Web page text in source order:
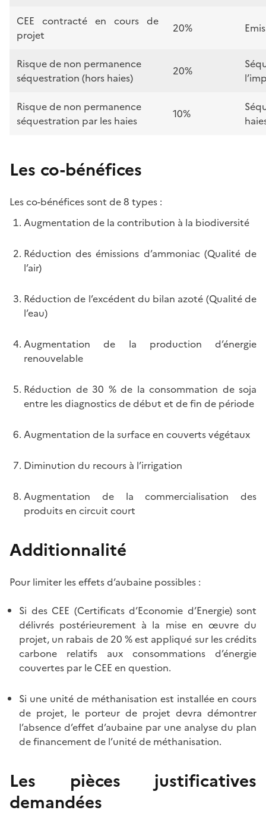
CEE contracté en cours de
projet
20%
Risque de non permanence
séquestration (hors haies)
20%
Risque de non permanence
séquestration par les haies
10%
Les co-bénéfices
Les co-bénéfices sont de 8 types :
Augmentation de la contribution à la biodiversité
Réduction des émissions d’ammoniac (Qualité de
l’air)
Réduction de l’excédent du bilan azoté (Qualité de
l’eau)
Augmentation de la production d’énergie
renouvelable
Réduction de 30 % de la consommation de soja
entre les diagnostics de début et de fin de période
Augmentation de la surface en couverts végétaux
Diminution du recours à l’irrigation
Augmentation de la commercialisation des
produits en circuit court
Additionnalité
Pour limiter les effets d’aubaine possibles :
Si des CEE (Certificats d’Economie d’Energie) sont
délivrés postérieurement à la mise en œuvre du
projet, un rabais de 20 % est appliqué sur les crédits
carbone relatifs aux consommations d’énergie
couvertes par le CEE en question.
Si une unité de méthanisation est installée en cours
de projet, le porteur de projet devra démontrer
l’absence d’effet d’aubaine par une analyse du plan
de financement de l’unité de méthanisation.
Les pièces justificatives
demandées